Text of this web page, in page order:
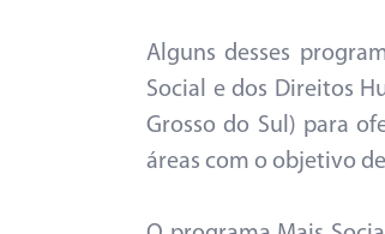
Alguns desses
Social e dos Direitos
Grosso do Sul) para
áreas com o objetivo